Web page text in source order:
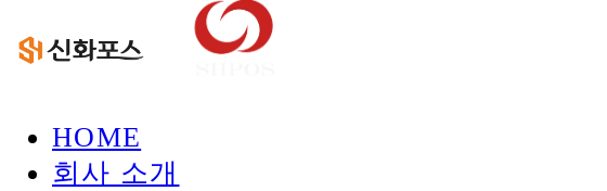
HOME
회사 소개